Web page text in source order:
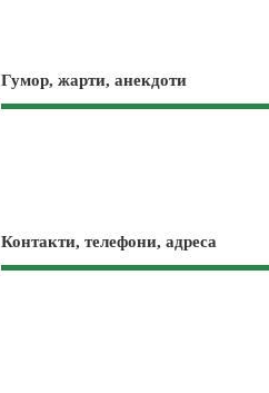
Гумор, жарти, анекдоти
Контакти, телефони, адреса